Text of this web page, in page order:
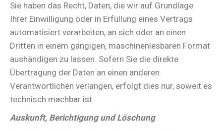
Sie haben das Recht, Daten, die wir auf Grundlage
Ihrer Einwilligung oder in Erfüllung eines Vertrags
automatisiert verarbeiten, an sich oder an einen
Dritten in einem gängigen, maschinenlesbaren Format
aushändigen zu lassen. Sofern Sie die direkte
Übertragung der Daten an einen anderen
Verantwortlichen verlangen, erfolgt dies nur, soweit es
technisch machbar ist.
Auskunft, Berichtigung und Löschung